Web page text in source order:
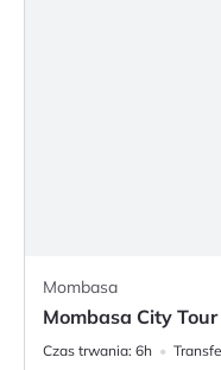
Mombasa
Mombasa City
Czas trwania: 6h